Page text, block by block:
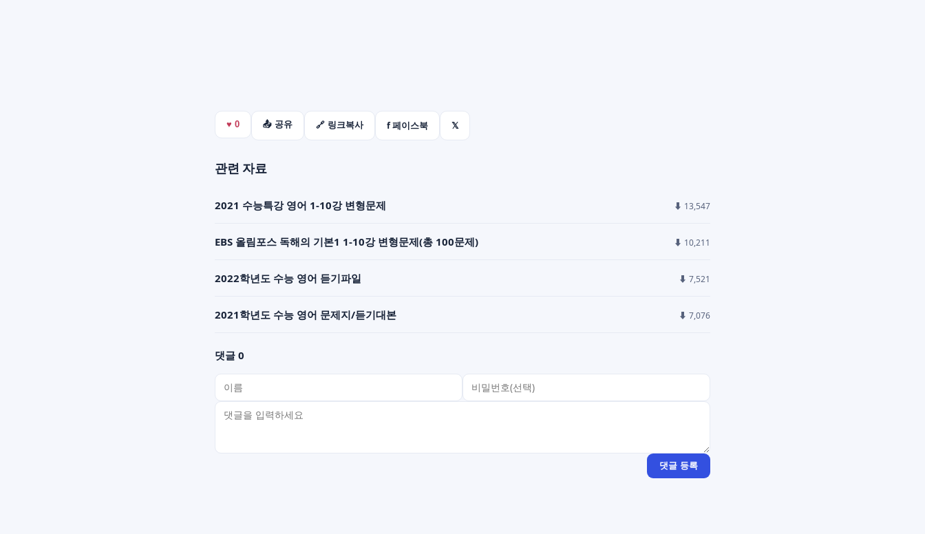
♥ 0 📤 공유 🔗 링크복사 f 페이스북 𝕏
관련 자료
2021 수능특강 영어 1-10강 변형문제 ⬇ 13,547
EBS 올림포스 독해의 기본1 1-10강 변형문제(총 100문제) ⬇ 10,211
2022학년도 수능 영어 듣기파일 ⬇ 7,521
2021학년도 수능 영어 문제지/듣기대본 ⬇ 7,076
댓글 0
이름
비밀번호(선택)
댓글 내용
댓글 등록